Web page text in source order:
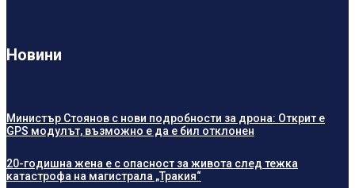
Новини
Министър Стоянов с нови подробности за дрона: Открит е
GPS модулът, възможно е да е бил отклонен
20-годишна жена е с опасност за живота след тежка
катастрофа на магистрала „Тракия“